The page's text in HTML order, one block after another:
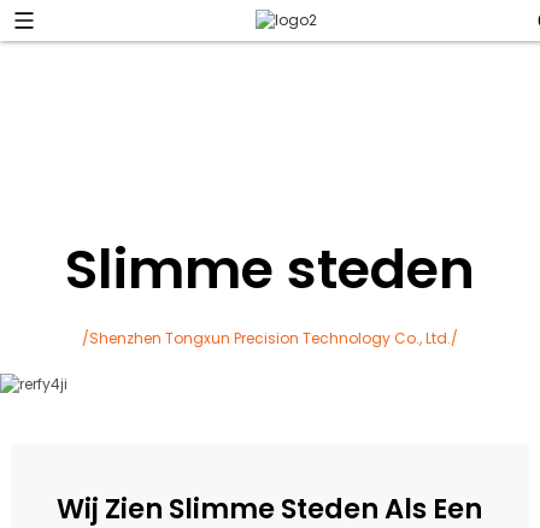
Slimme steden
/Shenzhen Tongxun Precision Technology Co., Ltd./
Wij Zien Slimme Steden Als Een